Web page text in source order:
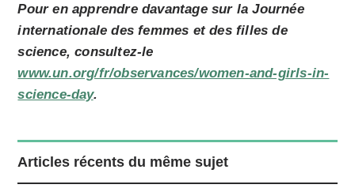
Pour en apprendre davantage sur la Journée
internationale des femmes et des filles de
science, consultez-le
www.un.org/fr/observances/women-and-girls-in-
science-day.
Articles récents du même sujet